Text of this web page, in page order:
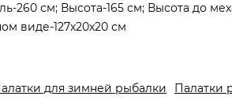
260 см; Высота-165 см; Высота до
виде-127х20х20 см
для зимней рыбалки Палатки